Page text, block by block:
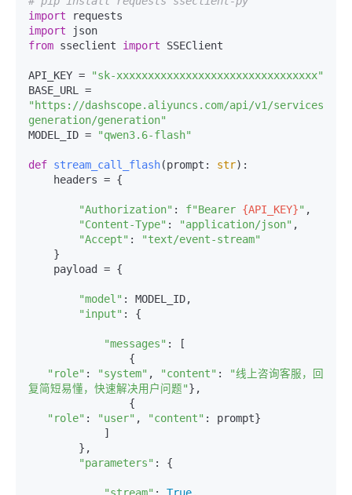
import
import
from sseclient import SSEClient
API_KEY =
"sk-xxxxxxxxxxxxxxxxxxxxxxxxxxxxxxxx"
"https://dashscope.aliyuncs.com/api/v1/services/
generation/generation"
MODEL_ID =
"qwen3.6-flash"
def stream_call_flash(prompt: str):
"Authorization" : f"Bearer {API_KEY}" ,
"Content-Type" : "application/json" ,
"Accept" :
"text/event-stream"
"model" : MODEL_ID,
"input" : {
"messages" : [
"role" : "system" , "content" :
"线上咨询客服，回
复简短易懂，快速解决用户问题"},
"role" : "user" , "content" : prompt}
"parameters" : {